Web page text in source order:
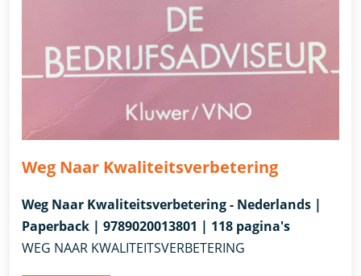
Weg Naar Kwaliteitsverbetering
Weg Naar Kwaliteitsverbetering - Nederlands |
Paperback | 9789020013801 | 118 pagina's
WEG NAAR KWALITEITSVERBETERING